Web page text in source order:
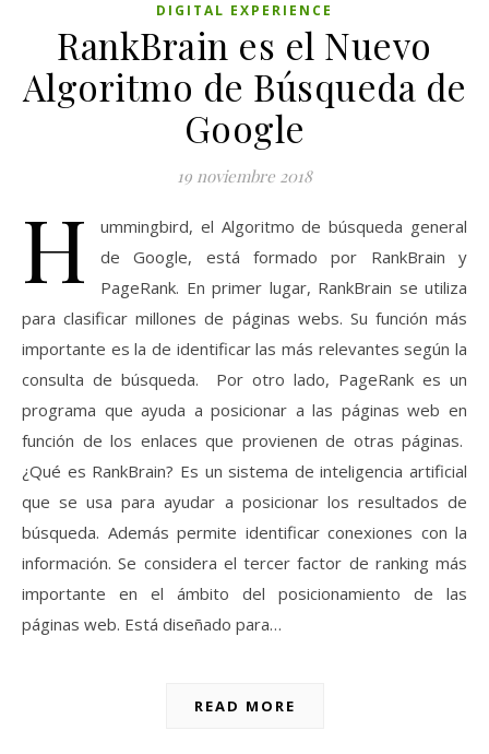
DIGITAL EXPERIENCE
RankBrain es el Nuevo
Algoritmo de Búsqueda de
Google
19 noviembre 2018
H
ummingbird, el Algoritmo de búsqueda general
de Google, está formado por RankBrain y
PageRank. En primer lugar, RankBrain se utiliza
para clasificar millones de páginas webs. Su función más
importante es la de identificar las más relevantes según la
consulta de búsqueda. Por otro lado, PageRank es un
programa que ayuda a posicionar a las páginas web en
función de los enlaces que provienen de otras páginas.
¿Qué es RankBrain? Es un sistema de inteligencia artificial
que se usa para ayudar a posicionar los resultados de
búsqueda. Además permite identificar conexiones con la
información. Se considera el tercer factor de ranking más
importante en el ámbito del posicionamiento de las
páginas web. Está diseñado para…
READ MORE